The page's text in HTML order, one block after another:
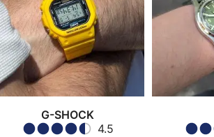
G-SHOCK
4.5